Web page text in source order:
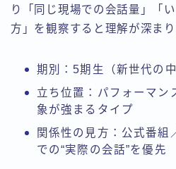
り「同じ現場での会話量」「
方」を観察すると理解が深まり
期別：5期生（新世代の中
立ち位置：パフォーマン
象が強まるタイプ
関係性の見方：公式番組
での“実際の会話”を優先